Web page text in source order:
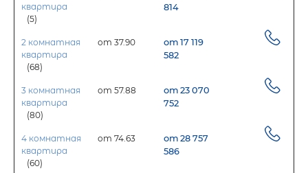
квартира
(5)
814
2 комнатная
квартира
(68)
от 37.90
от 17 119
582
3 комнатная
квартира
(80)
от 57.88
от 23 070
752
4 комнатная
квартира
(60)
от 74.63
от 28 757
586